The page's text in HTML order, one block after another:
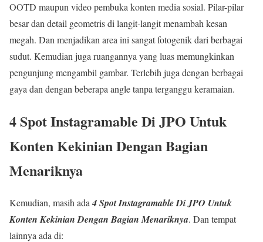
OOTD maupun video pembuka konten media sosial. Pilar-pilar
besar dan detail geometris di langit-langit menambah kesan
megah. Dan menjadikan area ini sangat fotogenik dari berbagai
sudut. Kemudian juga ruangannya yang luas memungkinkan
pengunjung mengambil gambar. Terlebih juga dengan berbagai
gaya dan dengan beberapa angle tanpa terganggu keramaian.
4 Spot Instagramable Di JPO Untuk
Konten Kekinian Dengan Bagian
Menariknya
Kemudian, masih ada 4 Spot Instagramable Di JPO Untuk
Konten Kekinian Dengan Bagian Menariknya. Dan tempat
lainnya ada di: